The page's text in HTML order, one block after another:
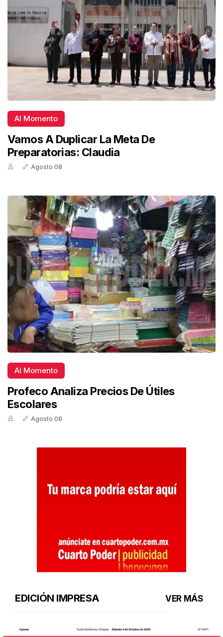
Al Momento
Vamos A Duplicar La Meta De
Preparatorias: Claudia
Agosto 08
Al Momento
Profeco Analiza Precios De Útiles
Escolares
Agosto 08
EDICIÓN IMPRESA VER MÁS